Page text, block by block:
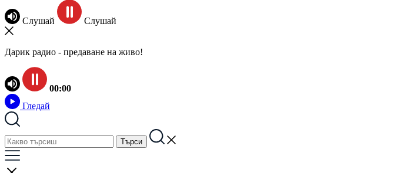
Слушай Слушай
Дарик радио - предаване на живо!
00:00
Гледай